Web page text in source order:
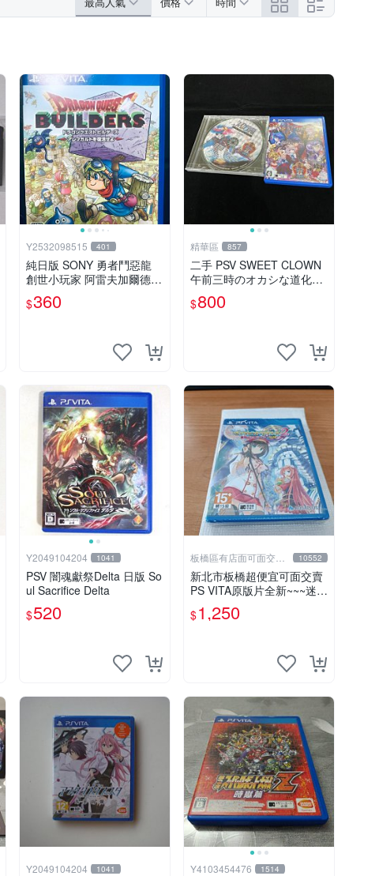
Y2532098515 401
純日版 SONY 勇者鬥惡龍
創世小玩家 阿雷夫加爾德復
興記9成新盒裝完整現貨馬
上出
$360
精華區 857
二手 PSV SWEET CLOWN
午前三時のオカシな道化師
含預約特典CD / 日版 午前
三時的怪異小丑
$800
Y2049104204 1041
PSV 闇魂獻祭Delta 日版 So
ul Sacrifice Delta
$520
板橋區有店面可面交高
價回收電玩
10552
新北市板橋超便宜可面交賣
PS VITA原版片全新~~~迷宮
旅人2 王立圖書館與魔物封
印~~~便宜賣
$1,250
Y2049104204 1041 Y4103454476 1514